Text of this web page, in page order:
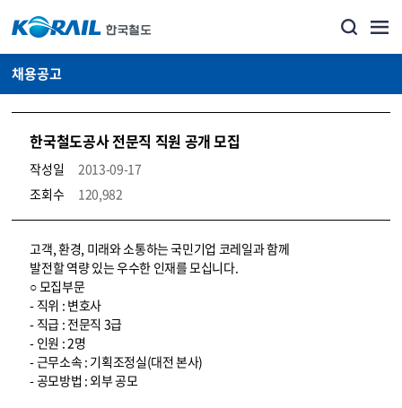
채용공고
한국철도공사 전문직 직원 공개 모집
작성일
2013-09-17
조회수
120,982
코레일소개_경영공시_채용공고 상세보기 – 내용, 파일, 담당자 연락처로 구성
고객, 환경, 미래와 소통하는 국민기업 코레일과 함께
발전할 역량 있는 우수한 인재를 모십니다.
○ 모집부문
- 직위 : 변호사
- 직급 : 전문직 3급
- 인원 : 2명
- 근무소속 : 기획조정실(대전 본사)
- 공모방법 : 외부 공모